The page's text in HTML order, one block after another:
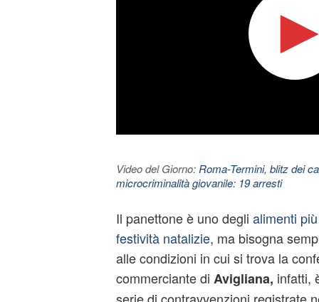
Video del Giorno: Roma-Termini, blitz dei
microcriminalità giovanile: 19 arresti
Il panettone è uno degli alimenti
festività natalizie, ma bisogna
alle condizioni in cui si trova la
commerciante di Avigliana, infatti,